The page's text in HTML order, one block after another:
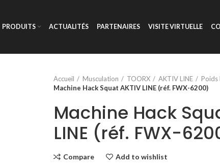
PRODUITS ACTUALITÉS PARTENAIRES VISITE VIRTUELLE
Accueil Musculation TOORX AKTIV LINE
Poids
Machine Hack Squat AKTIV LINE (réf. FWX-6200)
Machine Hack
LINE (réf. FWX-
Compare Add to wishlist